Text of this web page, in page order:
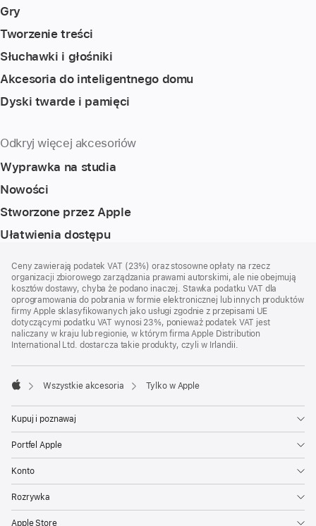
Gry
Tworzenie treści
Słuchawki i głośniki
Akcesoria do inteligentnego domu
Dyski twarde i pamięci
Odkryj więcej akcesoriów
Wyprawka na studia
Nowości
Stworzone przez Apple
Ułatwienia dostępu
Ceny zawierają podatek VAT (23%) oraz stosowne opłaty na rzecz
organizacji zbiorowego zarządzania prawami autorskimi, ale nie obejmują
kosztów dostawy, chyba że podano inaczej. Stawka podatku VAT dla
oprogramowania do pobrania w formie elektronicznej lub innych produktów
firmy Apple sklasyfikowanych jako usługi zgodnie z przepisami UE
dotyczącymi podatku VAT wynosi 23%, ponieważ podatek VAT jest
naliczany w kraju lub regionie, w którym firma Apple Distribution
International Ltd. dostarcza takie produkty, czyli w Irlandii.
Wszystkie akcesoria Tylko w Apple
Kupuj i poznawaj
Portfel Apple
Konto
Rozrywka
Apple Store